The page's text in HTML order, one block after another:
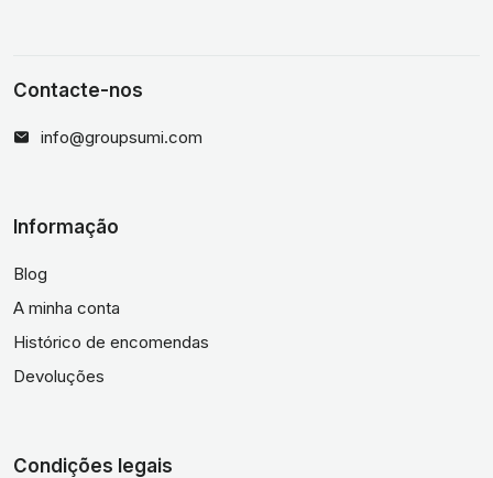
Contacte-nos
info@groupsumi.com
Informação
Blog
A minha conta
Histórico de encomendas
Devoluções
Condições legais